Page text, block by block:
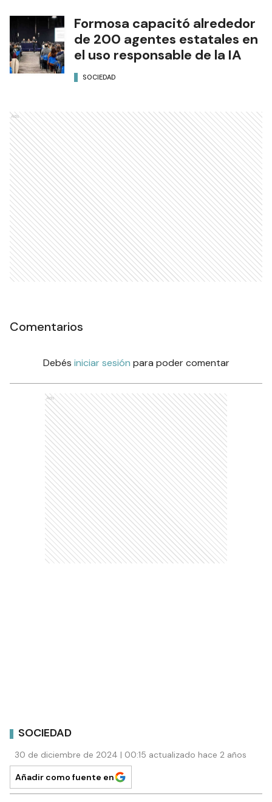
Formosa capacitó alrededor
de 200 agentes estatales en
el uso responsable de la IA
SOCIEDAD
Ads
Comentarios
Debés iniciar sesión para poder comentar
Ads
SOCIEDAD
30 de diciembre de 2024 | 00:15 actualizado hace 2 años
Añadir como fuente en